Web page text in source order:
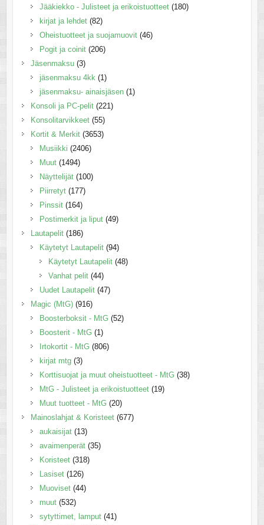
Jääkiekko - Julisteet ja erikoistuotteet (180)
kirjat ja lehdet (82)
Oheistuotteet ja suojamuovit (46)
Pogit ja coinit (206)
Jäsenmaksu (3)
jäsenmaksu 4kk (1)
jäsenmaksu- ainaisjäsen (1)
Konsoli ja PC-pelit (221)
Konsolitarvikkeet (55)
Kortit & Merkit (3653)
Musiikki (2406)
Muut (1494)
Näyttelijät (100)
Piirretyt (177)
Pinssit (164)
Postimerkit ja liput (49)
Lautapelit (186)
Käytetyt Lautapelit (94)
Käytetyt Lautapelit (48)
Vanhat pelit (44)
Uudet Lautapelit (47)
Magic (MtG) (916)
Boosterboksit - MtG (52)
Boosterit - MtG (1)
Irtokortit - MtG (806)
kirjat mtg (3)
Korttisuojat ja muut oheistuotteet - MtG (38)
MtG - Julisteet ja erikoistuotteet (19)
Muut tuotteet - MtG (20)
Mainoslahjat & Koristeet (677)
aukaisijat (13)
avaimenperät (35)
Koristeet (318)
Lasiset (126)
Muoviset (44)
muut (532)
sytyttimet, lamput (41)